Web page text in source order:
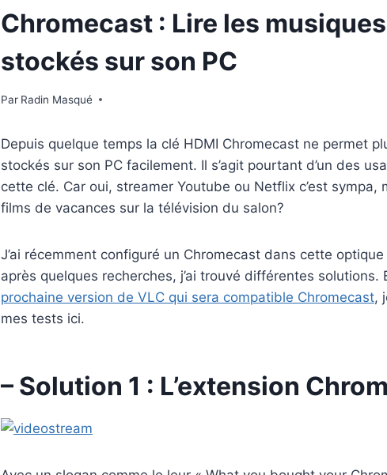
Chromecast : Lire les
stockés sur son PC
Par Radin Masqué
Depuis quelque temps la clé HDMI Chromecast ne permet
stockés sur son PC facilement. Il s’agit pourtant d’un des
cette clé. Car oui, streamer Youtube ou Netflix c’est sympa,
films de vacances sur la télévision du salon?
J’ai récemment configuré un Chromecast dans cette
après quelques recherches, j’ai trouvé différentes solutions.
prochaine version de VLC qui sera compatible Chromecast,
mes tests ici.
– Solution 1 : L’extension